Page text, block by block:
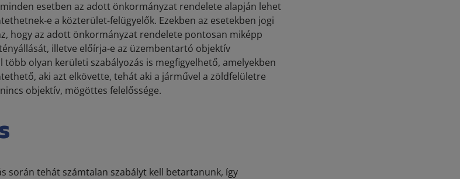
esetben az adott önkormányzat rendelete alapján lehet
e a közterület-felügyelők. Ezekben az esetekben jogi
hogy az adott önkormányzat rendelete pontosan miképp
illetve előírja-e az üzembentartó objektív
olyan kerületi szabályozás is megfigyelhető, amelyekben
aki azt elkövette, tehát aki a járművel a zöldfelületre
objektív, mögöttes felelőssége.
során tehát számtalan szabályt kell betartanunk, így